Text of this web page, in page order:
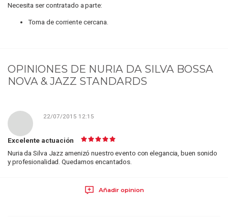
Necesita ser contratado a parte:
Toma de corriente cercana.
OPINIONES DE NURIA DA SILVA BOSSA
NOVA & JAZZ STANDARDS
22/07/2015 12:15
Excelente actuación
Nuria da Silva Jazz amenizó nuestro evento con elegancia, buen sonido
y profesionalidad. Quedamos encantados.
Añadir opinion